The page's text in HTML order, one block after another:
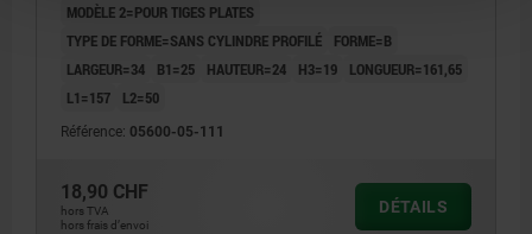
MODÈLE 2=POUR TIGES PLATES
TYPE DE FORME=SANS CYLINDRE PROFILÉ
FORME=B
LARGEUR=34
B1=25 HAUTEUR=24 H3=19
LONGUEUR=161,65
L1=157
L2=50
Référence: 05600-05-111
18,90 CHF
hors TVA
hors frais d’envoi
DÉTAILS